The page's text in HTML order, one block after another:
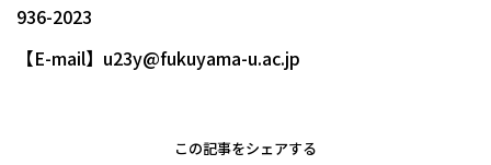
936-2023
【E-mail】u23y@fukuyama-u.ac.jp
この記事をシェアする